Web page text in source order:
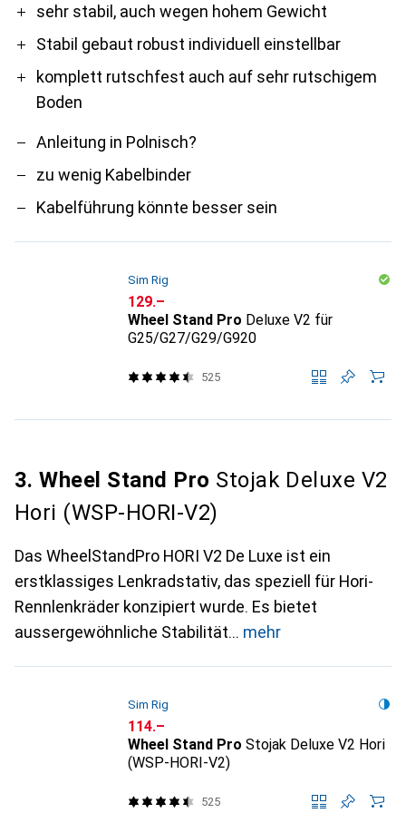
Prosehr stabil, auch wegen hohem Gewicht
Stabil gebaut robust individuell einstellbar
komplett rutschfest auch auf sehr rutschigem
Boden
Contra
Anleitung in Polnisch?
zu wenig Kabelbinder
Kabelführung könnte besser sein
Sim Rig
CHF
129.–
Wheel Stand Pro Deluxe V2 für
G25/G27/G29/G920
525
3. Wheel Stand Pro Stojak Deluxe V2
Hori (WSP-HORI-V2)
Das WheelStandPro HORI V2 De Luxe ist ein
erstklassiges Lenkradstativ, das speziell für Hori-
Rennlenkräder konzipiert wurde. Es bietet
aussergewöhnliche Stabilität
mehr
Sim Rig
CHF
114.–
Wheel Stand Pro Stojak Deluxe V2 Hori
(WSP-HORI-V2)
525